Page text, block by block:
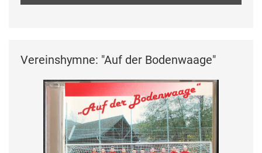
Vereinshymne: "Auf der Bodenwaage"